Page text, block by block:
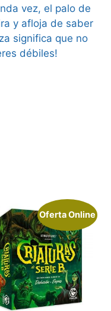
vez, el palo de
y afloja de saber
significa que no
débiles!
Oferta Online